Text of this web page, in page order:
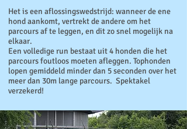
Het is een aflossingswedstrijd: wanneer de ene
hond aankomt, vertrekt de andere om het
parcours af te leggen, en dit zo snel mogelijk na
elkaar.
Een volledige run bestaat uit 4 honden die het
parcours foutloos moeten afleggen. Tophonden
lopen gemiddeld minder dan 5 seconden over het
meer dan 30m lange parcours. Spektakel
verzekerd!